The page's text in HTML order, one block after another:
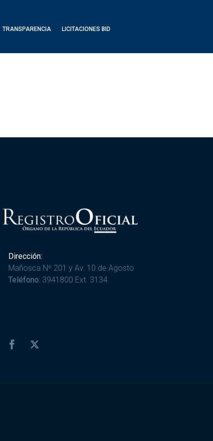
TRANSPARENCIA LICITACIONES BID
Dirección:
Mañosca Nº 201 y Av. 10 de Agosto
Teléfono: 3941800 Ext. 3134